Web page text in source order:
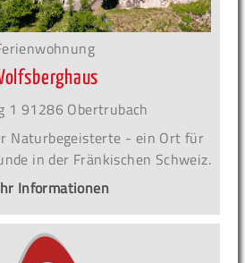
1 91286 Obertrubach
Naturbegeisterte - ein Ort für
in der Fränkischen Schweiz.
Informationen